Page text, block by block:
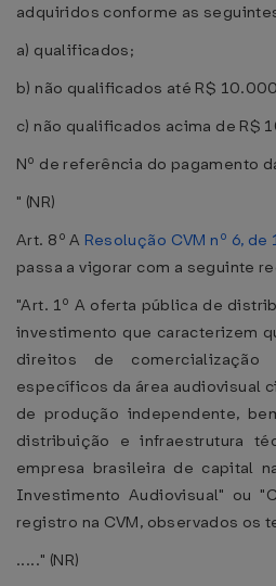
adquiridos conforme as
a) qualificados;
b) não qualificados até R$
c) não qualificados acima de R$
Nº de referência do pagamento
" (NR)
Art. 8º A Resolução CVM nº 6,
passa a vigorar com a seguinte
"Art. 1º A oferta pública de
investimento que caracterizem
direitos de
específicos da área audiovisual
de produção independente,
distribuição e infraestrutura
empresa brasileira de capital
Investimento Audiovisual" ou
registro na CVM, observados os
....." (NR)